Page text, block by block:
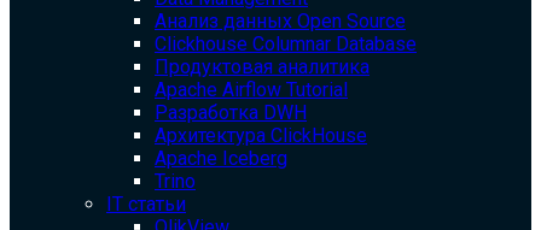
Анализ данных Open Source
Clickhouse Columnar Database
Продуктовая аналитика
Apache Airflow Tutorial
Разработка DWH
Архитектура ClickHouse
Apache Iceberg
Trino
IT статьи